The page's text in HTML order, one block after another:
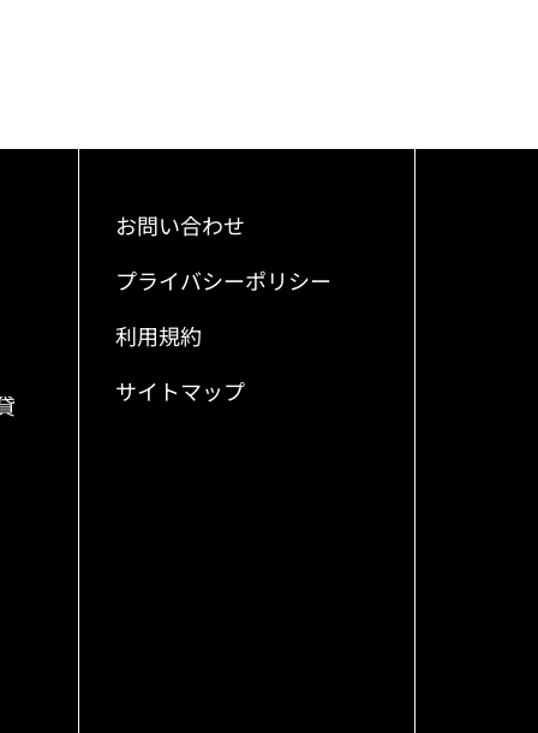
お問い合わせ
プライバシーポリシー
利用規約
サイトマップ